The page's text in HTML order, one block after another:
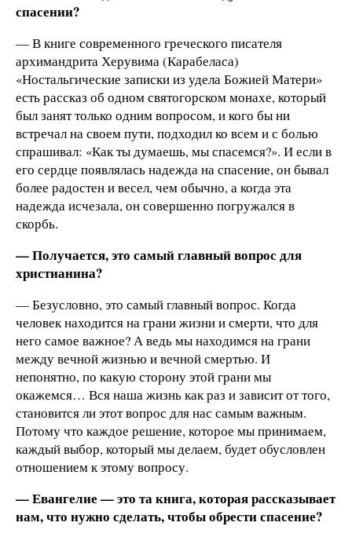
спасении?
— В книге современного греческого писателя
архимандрита Херувима (Карабеласа)
«Ностальгические записки из удела Божией Матери»
есть рассказ об одном святогорском монахе, который
был занят только одним вопросом, и кого бы ни
встречал на своем пути, подходил ко всем и с болью
спрашивал: «Как ты думаешь, мы спасемся?». И если в
его сердце появлялась надежда на спасение, он бывал
более радостен и весел, чем обычно, а когда эта
надежда исчезала, он совершенно погружался в
скорбь.
— Получается, это самый главный вопрос для
христианина?
— Безусловно, это самый главный вопрос. Когда
человек находится на грани жизни и смерти, что для
него самое важное? А ведь мы находимся на грани
между вечной жизнью и вечной смертью. И
непонятно, по какую сторону этой грани мы
окажемся… Вся наша жизнь как раз и зависит от того,
становится ли этот вопрос для нас самым важным.
Потому что каждое решение, которое мы принимаем,
каждый выбор, который мы делаем, будет обусловлен
отношением к этому вопросу.
— Евангелие — это та книга, которая рассказывает
нам, что нужно сделать, чтобы обрести спасение?